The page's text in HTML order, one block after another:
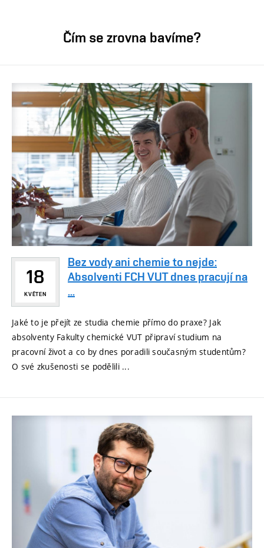
Čím se zrovna bavíme?
18
KVĚTEN
Bez vody ani chemie to nejde:
Absolventi FCH VUT dnes pracují na
...
Jaké to je přejít ze studia chemie přímo do praxe? Jak
absolventy Fakulty chemické VUT připraví studium na
pracovní život a co by dnes poradili současným studentům?
O své zkušenosti se podělili ...